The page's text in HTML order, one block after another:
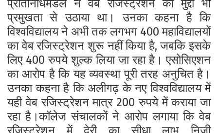
प्रतिनिधिमंडल ने वेब रजिस्ट्रेशन का मुद्दा भी
प्रमुखता से उठाया था। उनका कहना है कि
विश्वविद्यालय ने अभी तक लगभग 400 महाविद्यालयों
का वेब रजिस्ट्रेशन शुरू नहीं किया है, जबकि इसके
लिए 400 रुपये शुल्क लिया जा रहा है। एसोसिएशन
का आरोप है कि यह व्यवस्था पूरी तरह अनुचित है।
उनका कहना है कि अलीगढ़ के नए विश्वविद्यालय में
यही वेब रजिस्ट्रेशन मात्र 200 रुपये में कराया जा
रहा है।कॉलेज संचालकों ने आरोप लगाया कि वेब